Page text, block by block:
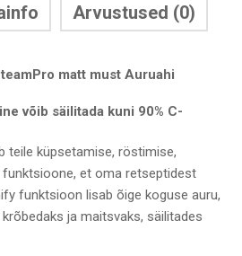
Arvustused (0)
matt must Auruahi
võib säilitada kuni 90% C-
teile küpsetamise, röstimise,
et oma retseptidest
funktsioon lisab õige koguse auru,
ja maitsvaks, säilitades